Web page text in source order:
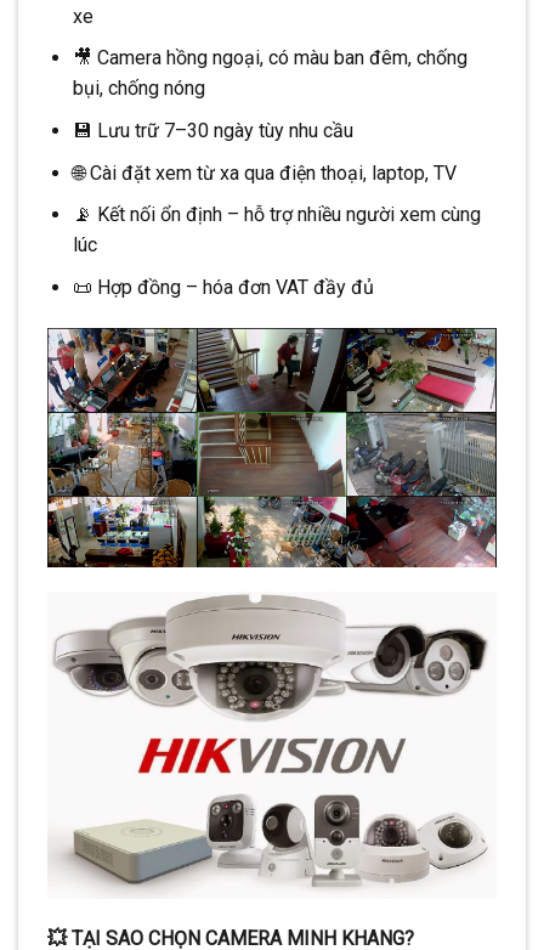
xe
🎥 Camera hồng ngoại, có màu ban đêm, chống
bụi, chống nóng
💾 Lưu trữ 7–30 ngày tùy nhu cầu
🌐 Cài đặt xem từ xa qua điện thoại, laptop, TV
📡 Kết nối ổn định – hỗ trợ nhiều người xem cùng
lúc
📜 Hợp đồng – hóa đơn VAT đầy đủ
💥 TẠI SAO CHỌN CAMERA MINH KHANG?